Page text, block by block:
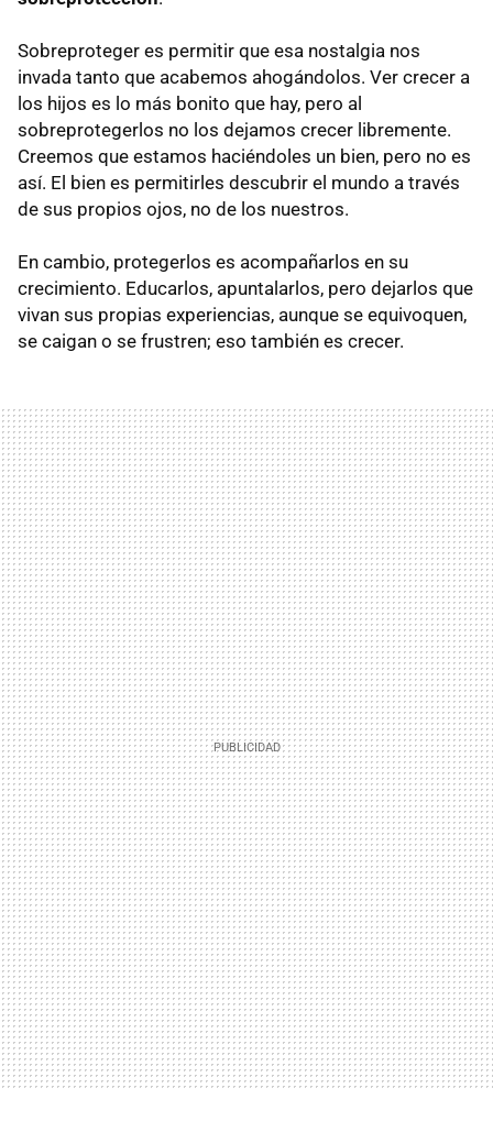
Sobreproteger es permitir que esa nostalgia nos
invada tanto que acabemos ahogándolos. Ver crecer a
los hijos es lo más bonito que hay, pero al
sobreprotegerlos no los dejamos crecer libremente.
Creemos que estamos haciéndoles un bien, pero no es
así. El bien es permitirles descubrir el mundo a través
de sus propios ojos, no de los nuestros.
En cambio, protegerlos es acompañarlos en su
crecimiento. Educarlos, apuntalarlos, pero dejarlos que
vivan sus propias experiencias, aunque se equivoquen,
se caigan o se frustren; eso también es crecer.